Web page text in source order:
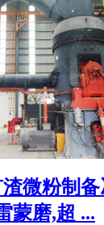
微粉制
蒙磨,超 ...